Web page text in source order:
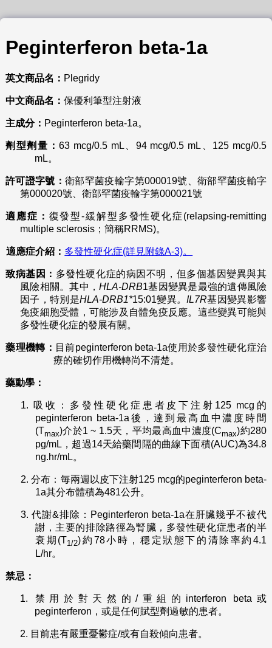
Peginterferon beta-1a
英文商品名： Plegridy
中文商品名： 保優利筆型注射液
主成分： Peginterferon beta-1a。
劑型劑量：63 mcg/0.5 mL、94 mcg/0.5 mL、125 mcg/0.5
mL。
許可證字號：衛部罕菌疫輸字第000019號、衛部罕菌疫輸字
第000020號、衛部罕菌疫輸字第000021號
適應症： 復發型-緩解型多發性硬化症(relapsing-remitting
multiple sclerosis；簡稱RRMS)。
適應症介紹： 多發性硬化症(詳見附錄A-3)。
致病基因： 多發性硬化症的病因不明，但多個基因變異與其
風險相關。其中， HLA-DRB1基因變異是最強的遺傳風險
因子，特別是HLA-DRB1*15:01變異。 IL7R基因變異影響
免疫細胞受體，可能涉及自體免疫反應。這些變異可能與
多發性硬化症的發展有關。
藥理機轉： 目前peginterferon beta-1a使用於多發性硬化症治
療的確切作用機轉尚不清楚。
藥動學：
1. 吸收：多發性硬化症患者皮下注射125 mcg的
peginterferon beta-1a後，達到最高血中濃度時間
(Tmax)介於1 ~ 1.5天，平均最高血中濃度(Cmax)約280
pg/mL，超過14天給藥間隔的曲線下面積(AUC)為34.8
ng.hr/mL。
2.分布：毎兩週以皮下注射125 mcg的peginterferon beta-
1a其分布體積為481公升。
3.代謝&排除：Peginterferon beta-1a在肝臟幾乎不被代
謝，主要的排除路徑為腎臟，多發性硬化症患者的半
衰期(T1/2)約78小時，穩定狀態下的清除率約4.1
L/hr。
禁忌：
1. 禁用於對天然的/重組的interferon beta或
peginterferon，或是任何賦型劑過敏的患者。
2. 目前患有嚴重憂鬱症/或有自殺傾向患者。